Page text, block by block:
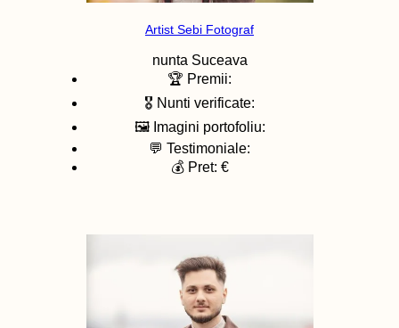
Artist Sebi Fotograf
nunta Suceava
🏆 Premii:
🎖️ Nunti verificate:
🖼️ Imagini portofoliu:
💬 Testimoniale:
💰 Pret: €